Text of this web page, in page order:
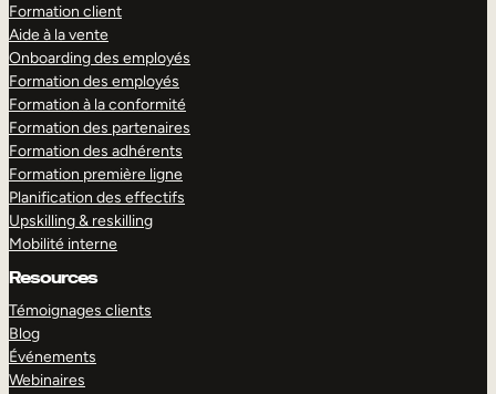
Formation client
Aide à la vente
Onboarding des employés
Formation des employés
Formation à la conformité
Formation des partenaires
Formation des adhérents
Formation première ligne
Planification des effectifs
Upskilling & reskilling
Mobilité interne
Resources
Témoignages clients
Blog
Événements
Webinaires